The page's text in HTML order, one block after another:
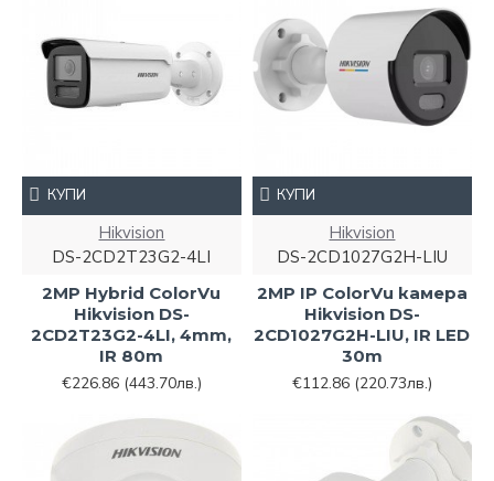
Hikvision
DS-2CD2T23G2-4LI
2MP Hybrid ColorVu
Hikvision DS-
2CD2T23G2-4LI, 4mm,
IR 80m
€226.86 (443.70лв.)
КУПИ
Hikvision
DS-2CD1027G2H-LIU
2MP IP ColorVu камера
Hikvision DS-
2CD1027G2H-LIU, IR LED
30m
€112.86 (220.73лв.)
КУПИ